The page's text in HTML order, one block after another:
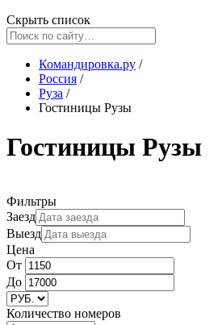
Скрыть список
Командировка.ру /
Россия /
Руза /
Гостиницы Рузы
Гостиницы Рузы
Фильтры
Заезд
Выезд
Цена
От
До
Количество номеров